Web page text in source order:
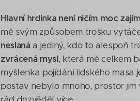
Hlavní hrdinka není ničím moc
mě svým způsobem trošku
neslaná a jediný, kdo to alespoň
zvrácená mysl, která mě celkem
myšlenka pojídání lidského masa
postav nebylo mnoho, prostor